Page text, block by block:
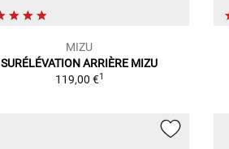
MIZU
SURÉLÉVATION ARRIÈRE MIZU
119,00 €1